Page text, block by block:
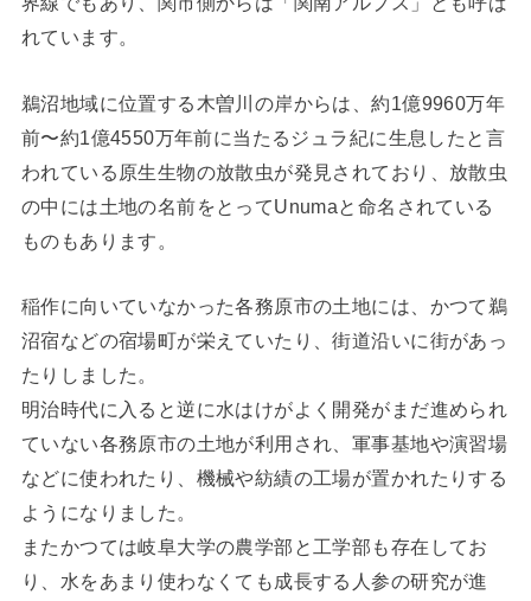
れています。
鵜沼地域に位置する木曽川の岸からは、約1億9960万年
前〜約1億4550万年前に当たるジュラ紀に生息したと言
われている原生生物の放散虫が発見されており、放散虫
の中には土地の名前をとってUnumaと命名されている
ものもあります。
稲作に向いていなかった各務原市の土地には、かつて鵜
沼宿などの宿場町が栄えていたり、街道沿いに街があっ
たりしました。
明治時代に入ると逆に水はけがよく開発がまだ進められ
ていない各務原市の土地が利用され、軍事基地や演習場
などに使われたり、機械や紡績の工場が置かれたりする
ようになりました。
またかつては岐阜大学の農学部と工学部も存在してお
り、水をあまり使わなくても成長する人参の研究が進